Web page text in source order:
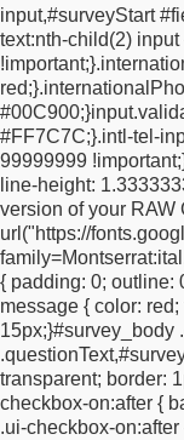
input,#surveyStart
text:nth-child(2) input
!important;}
red;}
#00C900;}
#FF7C7C;}.intl-tel-
99999999 !important;
line-height:
version of your RAW
url("https://
{ padding: 0; outline:
message { color: red;
15px;}#survey_body
.questionText,
transparent; border:
checkbox-on:after {
.ui-checkbox-on:after
color: #707070;font-
none !important; }.ui-
transparent
!important;font-
Arial, Helvetica,
160%;letter-spacing:
input-text input,.ui-
#fieldblockfirstname
400px !important;
!important;padding:
background-color:
Montserrat, Arial,
weight: 400;line-
solid #ccc;border:
appearance: none;
shadow-inset {-
shadow: none
!important;}